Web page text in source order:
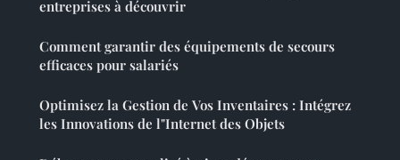
entreprises à découvrir
Comment garantir des équipements de secours
efficaces pour salariés
Optimisez la Gestion de Vos Inventaires : Intégrez
les Innovations de l"Internet des Objets